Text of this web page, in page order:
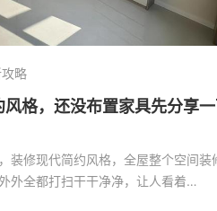
略
风格，还没布置家具先分享
装修现代简约风格，全屋整个空间装
外全都打扫干干净净，让人看着…